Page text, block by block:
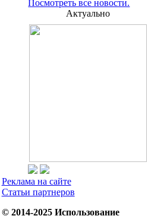
Посмотреть все новости.
Актуально
Реклама на сайте
Статьи партнеров
© 2014-2025 Использование